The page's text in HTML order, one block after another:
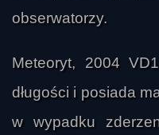
obserwatorzy.
Meteoryt, 2004
długości i posiada
w wypadku